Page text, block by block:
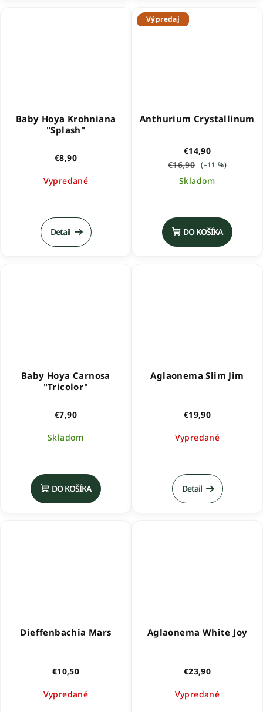
Baby Hoya Krohniana
"Splash"
€8,90
Vypredané
Detail
Výpredaj
Anthurium Crystallinum
€14,90
€16,90 (–11 %)
Skladom
DO KOŠÍKA
Baby Hoya Carnosa
"Tricolor"
€7,90
Skladom
DO KOŠÍKA
Aglaonema Slim Jim
€19,90
Vypredané
Detail
Dieffenbachia Mars
€10,50
Vypredané
Aglaonema White Joy
€23,90
Vypredané